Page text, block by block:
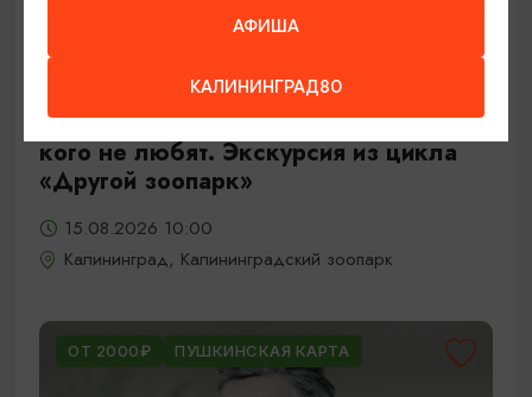
Тайны панциря и чешуи или о тех,
кого не любят. Экскурсия из цикла
«Другой зоопарк»
15.08.2026 10:00
Калининград, Калининградский зоопарк
ОТ 2000₽ ПУШКИНСКАЯ КАРТА
АФИША
КАЛИНИНГРАД80